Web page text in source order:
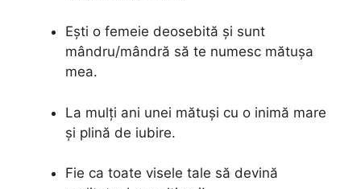
Ești o femeie deosebită și sunt
mândru/mândră să te numesc mătușa
mea.
La mulți ani unei mătuși cu o inimă mare
și plină de iubire.
Fie ca toate visele tale să devină